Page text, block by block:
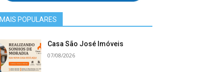
MAIS POPULARES
Casa São José Imóveis
07/08/2026